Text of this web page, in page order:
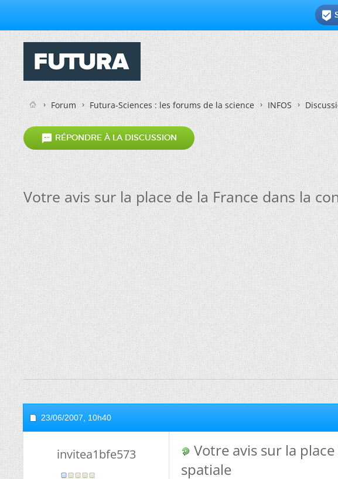

Forum Futura-Sciences : les forums de la science INFOS
 RÉPONDRE À LA DISCUSSION
Votre avis sur la place de la France dans la
23/06/2007, 10h40
invitea1bfe573
Votre avis sur la
spatiale